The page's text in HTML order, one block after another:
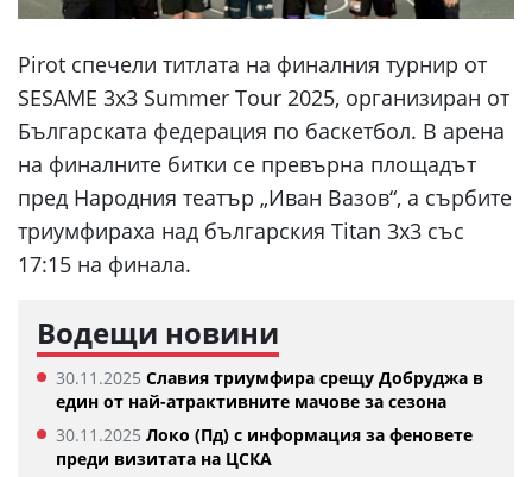
Pirot спечели титлата на финалния турнир от
SESAME 3x3 Summer Tour 2025, организиран от
Българската федерация по баскетбол. В арена
на финалните битки се превърна площадът
пред Народния театър „Иван Вазов“, а сърбите
триумфираха над българския Titan 3x3 със
17:15 на финала.
Водещи новини
30.11.2025 Славия триумфира срещу Добруджа в
един от най-атрактивните мачове за сезона
30.11.2025 Локо (Пд) с информация за феновете
преди визитата на ЦСКА